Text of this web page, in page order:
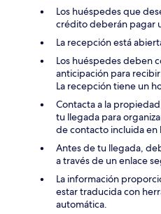
Los huéspedes que
crédito deberán pagar
La recepción está
Los huéspedes deben
anticipación para
La recepción tiene un
Contacta a la
tu llegada para
de contacto incluida en
Antes de tu llegada,
a través de un enlace
La información
estar traducida con
automática.